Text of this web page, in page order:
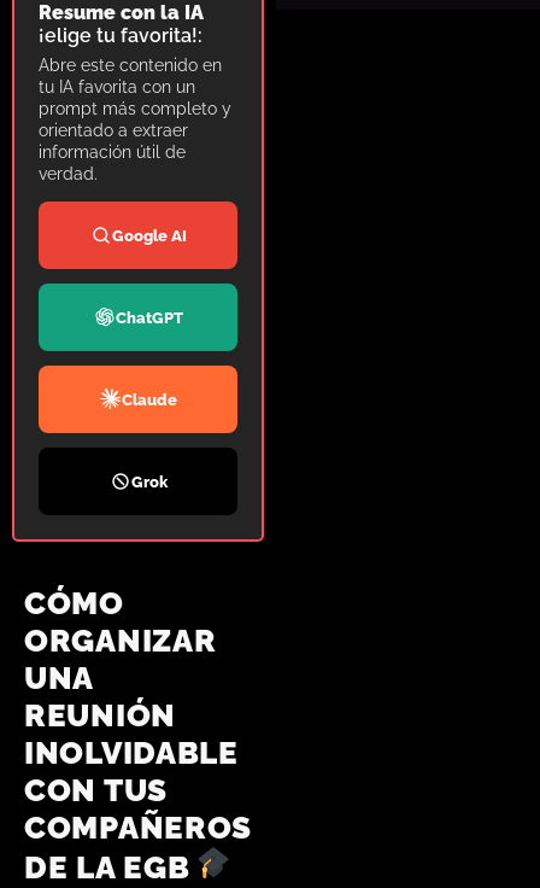
Resume con la IA
¡elige tu favorita!:
Abre este contenido en
tu IA favorita con un
prompt más completo y
orientado a extraer
información útil de
verdad.
Google AI
ChatGPT
Claude
Grok
CÓMO
ORGANIZAR
UNA
REUNIÓN
INOLVIDABLE
CON TUS
COMPAÑEROS
DE LA EGB